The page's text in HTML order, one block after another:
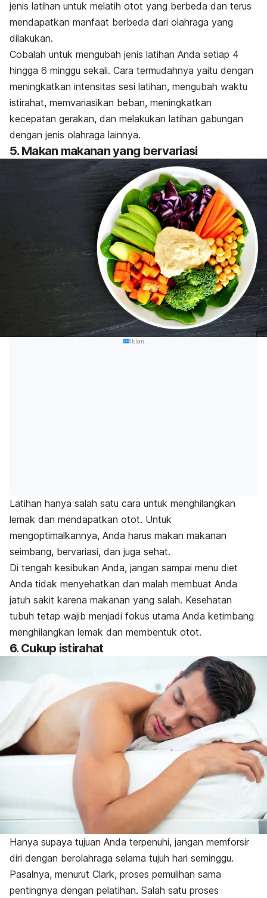
jenis latihan untuk melatih otot yang berbeda dan terus
mendapatkan manfaat berbeda dari olahraga yang
dilakukan.
Cobalah untuk mengubah jenis latihan Anda setiap 4
hingga 6 minggu sekali. Cara termudahnya yaitu dengan
meningkatkan intensitas sesi latihan, mengubah waktu
istirahat, memvariasikan beban, meningkatkan
kecepatan gerakan, dan melakukan latihan gabungan
dengan jenis olahraga lainnya.
5. Makan makanan yang bervariasi
Iklan
Latihan hanya salah satu cara untuk menghilangkan
lemak dan mendapatkan otot. Untuk
mengoptimalkannya, Anda harus makan makanan
seimbang, bervariasi, dan juga sehat.
Di tengah kesibukan Anda, jangan sampai menu diet
Anda tidak menyehatkan dan malah membuat Anda
jatuh sakit karena makanan yang salah. Kesehatan
tubuh tetap wajib menjadi fokus utama Anda ketimbang
menghilangkan lemak dan membentuk otot.
6. Cukup istirahat
Hanya supaya tujuan Anda terpenuhi, jangan memforsir
diri dengan berolahraga selama tujuh hari seminggu.
Pasalnya, menurut Clark, proses pemulihan sama
pentingnya dengan pelatihan. Salah satu proses